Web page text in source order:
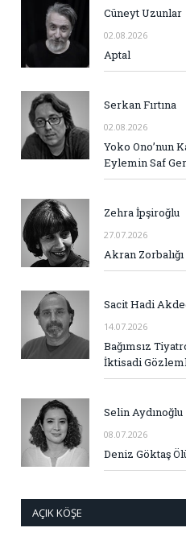
Cüneyt Uzunlar
02.08.2026
Aptal
Serkan Fırtına
02.08.2026
Yoko Ono’nun
Eylemin Saf
Zehra İpşiroğlu
27.07.2026
Akran Zorbalığı
Sacit Hadi
14.07.2026
Bağımsız
İktisadi
Selin Aydınoğlu
08.07.2026
Deniz Göktaş
AÇIK KÖŞE